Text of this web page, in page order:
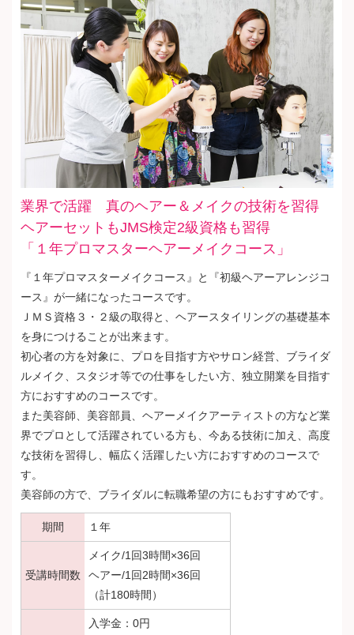
業界で活躍 真のヘアー＆メイクの技術を習得
ヘアーセットもJMS検定2級資格も習得
「１年プロマスターヘアーメイクコース」
『１年プロマスターメイクコース』と『初級ヘアーアレンジコ
ース』が一緒になったコースです。
ＪＭＳ資格３・２級の取得と、ヘアースタイリングの基礎基本
を身につけることが出来ます。
初心者の方を対象に、プロを目指す方やサロン経営、ブライダ
ルメイク、スタジオ等での仕事をしたい方、独立開業を目指す
方におすすめのコースです。
また美容師、美容部員、ヘアーメイクアーティストの方など業
界でプロとして活躍されている方も、今ある技術に加え、高度
な技術を習得し、幅広く活躍したい方におすすめのコースで
す。
美容師の方で、ブライダルに転職希望の方にもおすすめです。
期間 １年
受講時間数
メイク/1回3時間×36回
ヘアー/1回2時間×36回
（計180時間）
入学金：0円